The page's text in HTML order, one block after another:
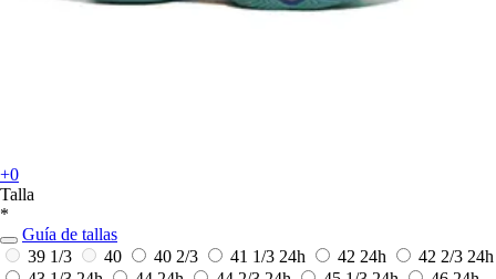
+0
Talla
*
Guía de tallas
39 1/3
40 40 2/3 41 1/3 24h 42 24h 42 2/3 24h